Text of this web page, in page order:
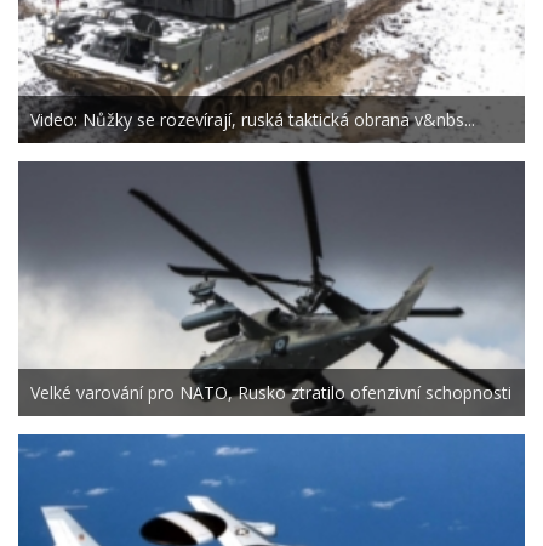
Video: Nůžky se rozevírají, ruská taktická obrana v&nbs...
Velké varování pro NATO, Rusko ztratilo ofenzivní schopnosti